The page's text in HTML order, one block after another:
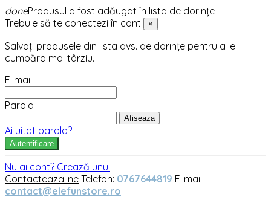
doneProdusul a fost adăugat în lista de dorințe
Trebuie să te conectezi în cont
×
Salvați produsele din lista dvs. de dorințe pentru a le
cumpăra mai târziu.
E-mail
Parola
Afiseaza
Ai uitat parola?
Autentificare
Nu ai cont? Crează unul
Contacteaza-ne Telefon: 0767644819 E-mail:
contact@elefunstore.ro